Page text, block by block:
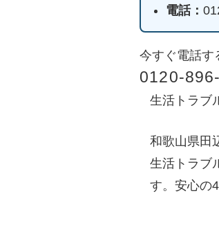
電話：
今すぐ電話す
0120-
生活トラブ
和歌山県田
生活トラブ
す。安心の